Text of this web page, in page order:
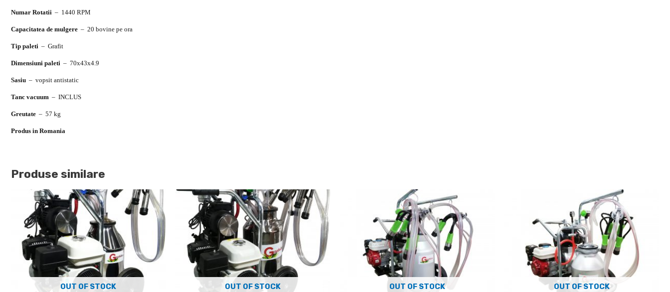
Numar Rotatii – 1440 RPM
Capacitatea de mulgere – 20 bovine pe ora
Tip paleti – Grafit
Dimensiuni paleti – 70x43x4.9
Sasiu – vopsit antistatic
Tanc vacuum – INCLUS
Greutate – 57 kg
Produs in Romania
Produse similare
OUT OF STOCK OUT OF STOCK OUT OF STOCK OUT OF STOCK